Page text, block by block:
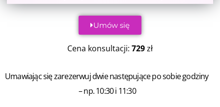
Umów się
Cena konsultacji: 729zł
Umawiając się zarezerwuj dwie następujące po sobie godziny
– np. 10:30 i 11:30